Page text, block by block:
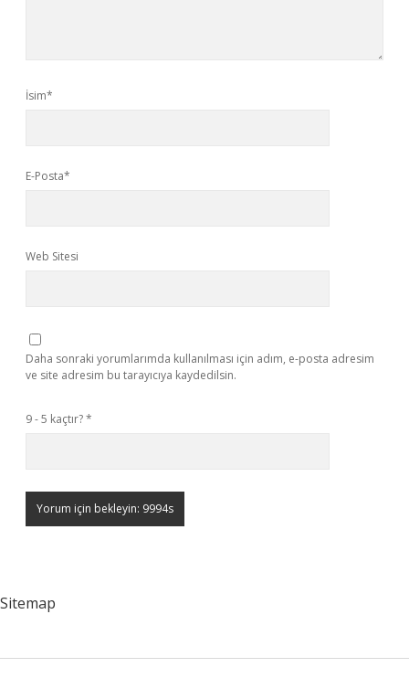
İsim*
E-Posta*
Web Sitesi
Daha sonraki yorumlarımda kullanılması için adım, e-posta adresim
ve site adresim bu tarayıcıya kaydedilsin.
9 - 5 kaçtır?*
Sitemap